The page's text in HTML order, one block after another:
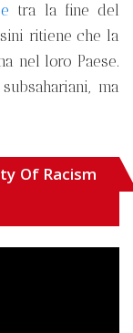
tra la fine del
ritiene che la
nel loro Paese.
ma
Of Racism